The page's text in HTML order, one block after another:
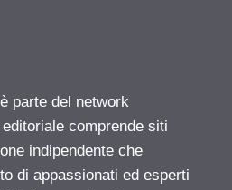
parte del network
comprende siti
indipendente che
di appassionati ed esperti